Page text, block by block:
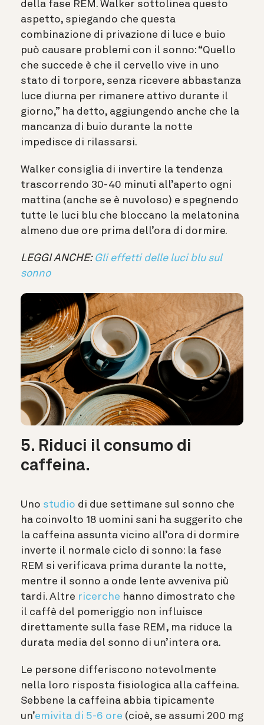
della fase REM. Walker sottolinea questo
aspetto, spiegando che questa
combinazione di privazione di luce e buio
può causare problemi con il sonno: “Quello
che succede è che il cervello vive in uno
stato di torpore, senza ricevere abbastanza
luce diurna per rimanere attivo durante il
giorno,” ha detto, aggiungendo anche che la
mancanza di buio durante la notte
impedisce di rilassarsi.
Walker consiglia di invertire la tendenza
trascorrendo 30-40 minuti all’aperto ogni
mattina (anche se è nuvoloso) e spegnendo
tutte le luci blu che bloccano la melatonina
almeno due ore prima dell’ora di dormire.
LEGGI ANCHE: Gli effetti delle luci blu sul
sonno
5. Riduci il consumo di
caffeina.
Uno studio di due settimane sul sonno che
ha coinvolto 18 uomini sani ha suggerito che
la caffeina assunta vicino all’ora di dormire
inverte il normale ciclo di sonno: la fase
REM si verificava prima durante la notte,
mentre il sonno a onde lente avveniva più
tardi. Altre ricerche hanno dimostrato che
il caffè del pomeriggio non influisce
direttamente sulla fase REM, ma riduce la
durata media del sonno di un’intera ora.
Le persone differiscono notevolmente
nella loro risposta fisiologica alla caffeina.
Sebbene la caffeina abbia tipicamente
un’emivita di 5-6 ore (cioè, se assumi 200 mg